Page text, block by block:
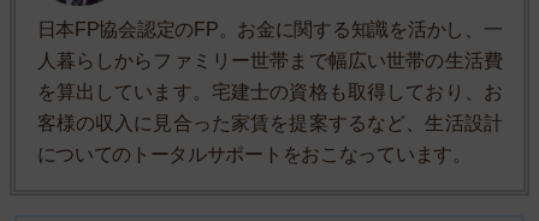
日本FP協会認定のFP。お金に関する知識を活かし、一
人暮らしからファミリー世帯まで幅広い世帯の生活費
を算出しています。宅建士の資格も取得しており、お
客様の収入に見合った家賃を提案するなど、生活設計
についてのトータルサポートをおこなっています。